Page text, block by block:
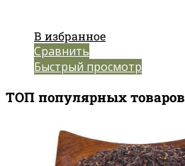
В избранное
Сравнить
Быстрый просмотр
ТОП популярных товаров